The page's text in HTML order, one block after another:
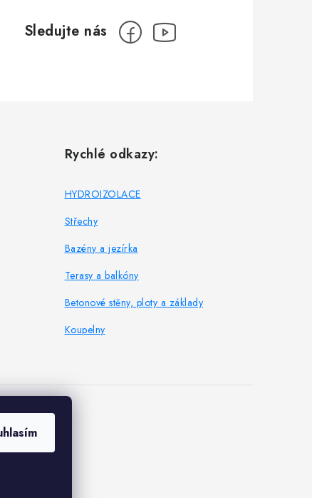
Rychlé odkazy:
HYDROIZOLACE
Střechy
Bazény a jezírka
Terasy a balkóny
Betonové stěny, ploty a základy
Koupelny